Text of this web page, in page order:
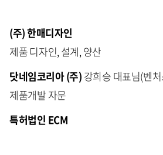
(주) 한매디자인
제품 디자인, 설계, 양산
닷네임코리아 (주) 강희승 대표님(벤
제품개발 자문
특허법인 ECM